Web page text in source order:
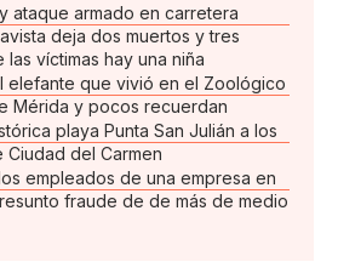
ataque armado en carretera
deja dos muertos y tres
las víctimas hay una niña
elefante que vivió en el Zoológico
Mérida y pocos recuerdan
playa Punta San Julián a los
Ciudad del Carmen
empleados de una empresa en
fraude de de más de medio